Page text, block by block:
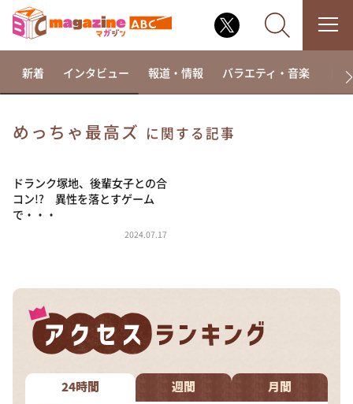
相席食堂
これ余談なんですけど・・・
～人生密着トークバラエティ！～ やすとものいたっ
河合＆A.B.C-Z塚田×福井アナ「なんでやねん！？」
（news おかえり）
DAIGOも台所 ～きょうの献立 何にする？～
本日はダイアンなり！シーズン２
新着 インタビュー 報道・情報 バラエティ・音楽 ド
めっちゃ最高ズ に関する記事
ドランク塚地、後輩女子との合
コン!? 異性を落とすゲーム
で・・・
2024.07.17
24時間 週間 月間